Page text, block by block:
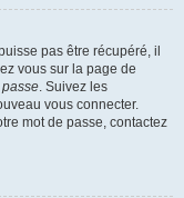
pas être récupéré, il
vous sur la page de
passe. Suivez les
vous connecter.
mot de passe, contactez